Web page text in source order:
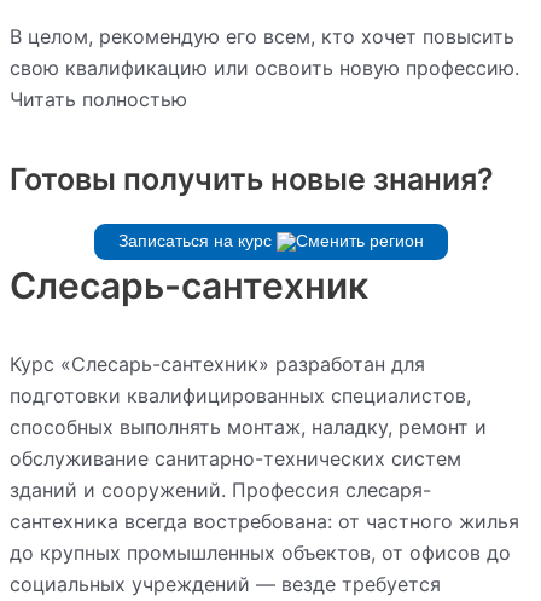
В целом, рекомендую его всем, кто хочет повысить
свою квалификацию или освоить новую профессию.
Читать полностью
Готовы получить новые знания?
Записаться на курс
Слесарь-сантехник
Курс «Слесарь-сантехник» разработан для
подготовки квалифицированных специалистов,
способных выполнять монтаж, наладку, ремонт и
обслуживание санитарно-технических систем
зданий и сооружений. Профессия слесаря-
сантехника всегда востребована: от частного жилья
до крупных промышленных объектов, от офисов до
социальных учреждений — везде требуется